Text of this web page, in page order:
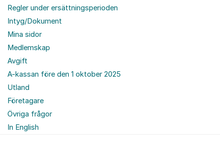
Regler under ersättningsperioden
Intyg/Dokument
Mina sidor
Medlemskap
Avgift
A-kassan före den 1 oktober 2025
Utland
Företagare
Övriga frågor
In English